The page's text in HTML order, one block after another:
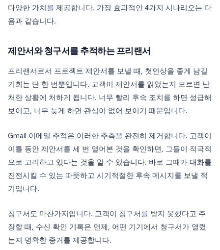
다양한 가치를 제공합니다. 가장 효과적인 4가지 시나리오는 다
음과 같습니다.
제안서와 청구서를 추적하는 프리랜서
프리랜서로서 프로젝트 제안서를 보낼 때, 첫인상을 좋게 남길
기회는 단 한 번뿐입니다. 고객이 제안서를 읽었는지 모르면 난
처한 상황에 처하게 됩니다. 너무 빨리 후속 조치를 하면 성급해
보이고, 너무 늦게 하면 관심이 없어 보이기 때문입니다.
Gmail 이메일 추적은 이러한 추측을 완전히 제거합니다. 고객이
이틀 동안 제안서를 세 번 열어본 것을 확인하면, 그들이 적극적
으로 고려하고 있다는 것을 알 수 있습니다. 바로 그때가 대화를
진전시킬 수 있는 따뜻하고 시기적절한 후속 메시지를 보낼 적
기입니다.
청구서도 마찬가지입니다. 고객이 청구서를 받지 못했다고 주
장할 때, 수신 확인 기록은 언제, 어떤 기기에서 청구서가 열렸
는지 명확한 증거를 제공합니다.